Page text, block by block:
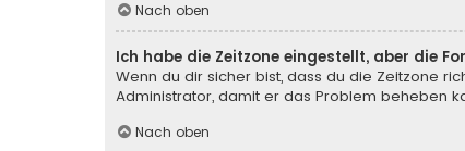
Nach oben
Ich habe die Zeitzone eingestellt, aber die
Wenn du dir sicher bist, dass du die Zeitzone
Administrator, damit er das Problem beheben
Nach oben